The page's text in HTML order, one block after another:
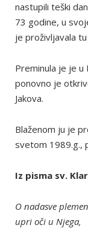
nastupili teški
73 godine, u
je proživljavala
Preminula je je u
ponovno je
Jakova.
Blaženom ju je
svetom 1989.g.,
Iz pisma sv.
O nadasve
upri oči u Njega,